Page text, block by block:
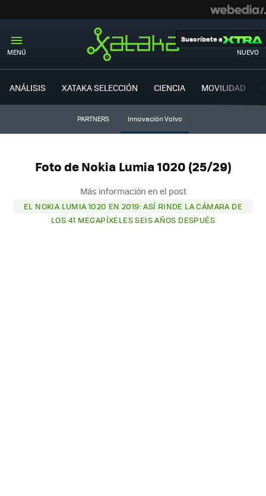
MENÚ NUEVO
Suscríbete a
ANÁLISIS XATAKA SELECCIÓN CIENCIA MOVILIDAD
PARTNERS Innovación Volvo
Foto de Nokia Lumia 1020 (25/29)
Más información en el post
EL NOKIA LUMIA 1020 EN 2019: ASÍ RINDE LA CÁMARA DE
LOS 41 MEGAPÍXELES SEIS AÑOS DESPUÉS